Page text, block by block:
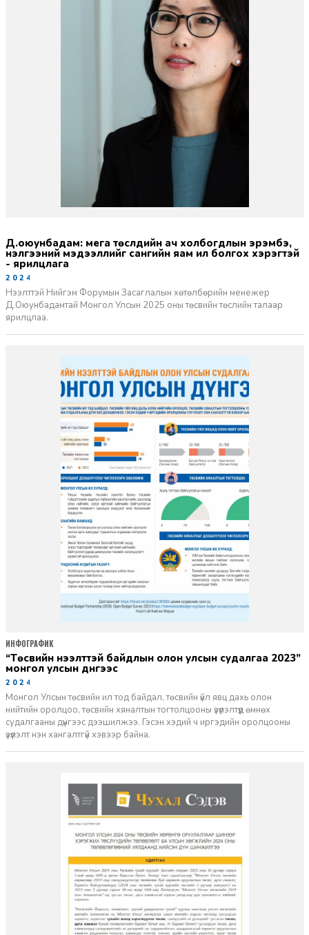
д.оюунбадам: мега төслүүдийн ач холбогдлын эрэмбэ,
үнэлгээний мэдээллийг сангийн яам ил болгох хэрэгтэй
- ярилцлага
2024-09-26
Нээлттэй Нийгэм Форумын Засаглалын хөтөлбөрийн менежер
Д.Оюунбадамтай Монгол Улсын 2025 оны төсвийн төслийн талаар
ярилцлаа.
“төсвийн нээлттэй байдлын олон улсын судалгаа 2023”
монгол улсын дүнгээс
2024-06-07
Монгол Улсын төсвийн ил тод байдал, төсвийн үйл явц дахь олон
нийтийн оролцоо, төсвийн хяналтын тогтолцооны үзүүлэлтүүд өмнөх
судалгааны дүнгээс дээшилжээ. Гэсэн хэдий ч иргэдийн оролцооны
үзүүлэлт нэн хангалтгүй хэвээр байна.
ИНФОГРАФИК